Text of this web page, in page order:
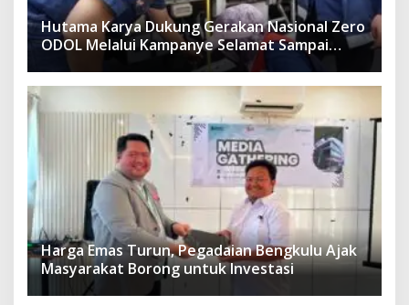
Hutama Karya Dukung Gerakan Nasional Zero
ODOL Melalui Kampanye Selamat Sampai
Harga Emas Turun, Pegadaian Bengkulu Ajak
Masyarakat Borong untuk Investasi